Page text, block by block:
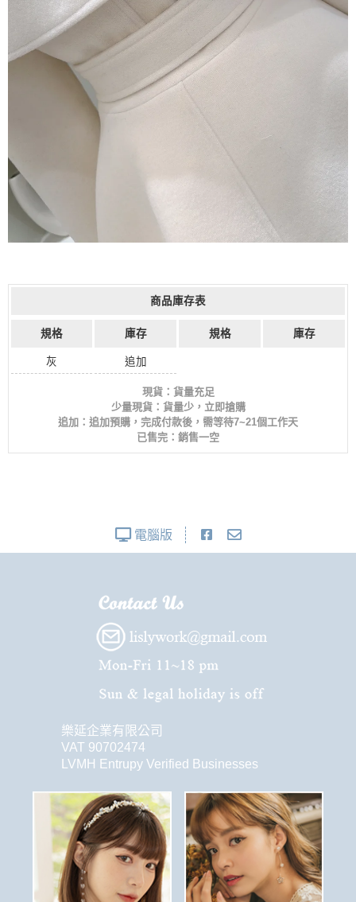
商品庫存表
規格 庫存 規格 庫存
灰 追加
現貨：貨量充足
少量現貨：貨量少，立即搶購
追加：追加預購，完成付款後，需等待7~21個工作天
已售完：銷售一空
電腦版
樂延企業有限公司
VAT 90702474
LVMH Entrupy Verified Businesses